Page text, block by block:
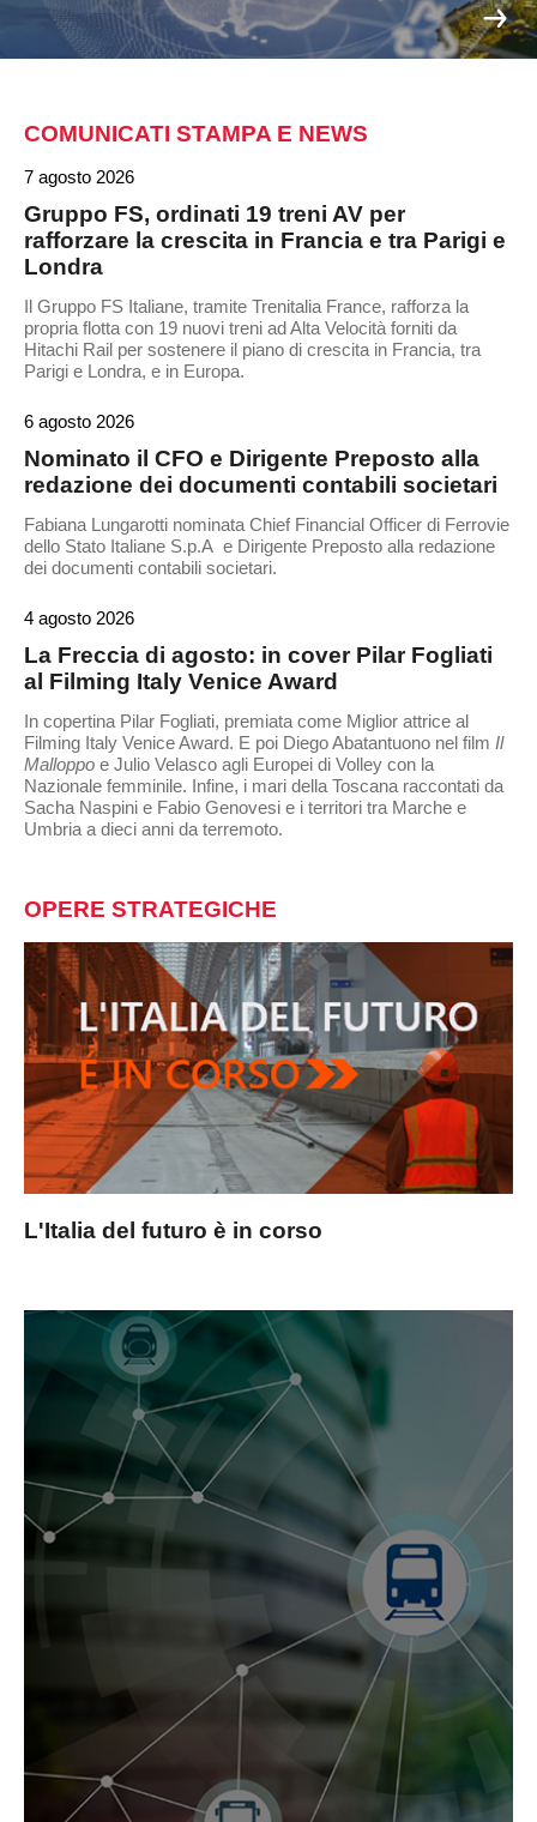
COMUNICATI STAMPA E NEWS
7 agosto 2026
Gruppo FS, ordinati 19 treni AV per
rafforzare la crescita in Francia e tra Parigi e
Londra
Il Gruppo FS Italiane, tramite Trenitalia France, rafforza la
propria flotta con 19 nuovi treni ad Alta Velocità forniti da
Hitachi Rail per sostenere il piano di crescita in Francia, tra
Parigi e Londra, e in Europa.
6 agosto 2026
Nominato il CFO e Dirigente Preposto alla
redazione dei documenti contabili societari
Fabiana Lungarotti nominata Chief Financial Officer di Ferrovie
dello Stato Italiane S.p.A e Dirigente Preposto alla redazione
dei documenti contabili societari.
4 agosto 2026
La Freccia di agosto: in cover Pilar Fogliati
al Filming Italy Venice Award
In copertina Pilar Fogliati, premiata come Miglior attrice al
Filming Italy Venice Award. E poi Diego Abatantuono nel film Il
Malloppo e Julio Velasco agli Europei di Volley con la
Nazionale femminile. Infine, i mari della Toscana raccontati da
Sacha Naspini e Fabio Genovesi e i territori tra Marche e
Umbria a dieci anni da terremoto.
OPERE STRATEGICHE
L'Italia del futuro è in corso